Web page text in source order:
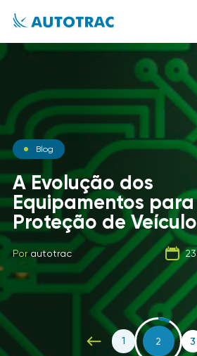
Notícias
O que você sabe
combustível que a
frota usa?
Porautotrac
Blog
A Evolução dos
Equipamentos para
Proteção de
Porautotrac
Carga Fracionada
Porautotrac
1 2 3